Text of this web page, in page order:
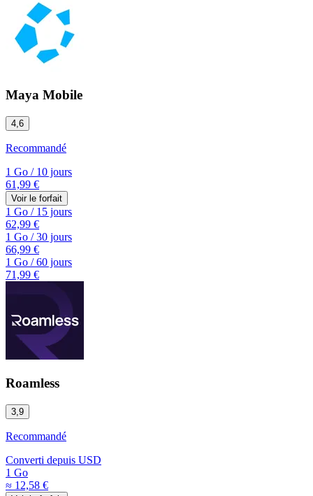
Maya Mobile
4,6
Recommandé
1 Go /10 jours
61,99 €
Voir le forfait
1 Go /15 jours
62,99 €
1 Go /30 jours
66,99 €
1 Go /60 jours
71,99 €
Roamless
3,9
Recommandé
Converti depuis USD
1 Go
≈ 12,58 €